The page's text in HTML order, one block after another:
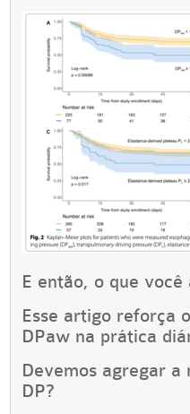
E então, o que você
Esse artigo reforça
DPaw na prática
Devemos agregar a
DP?